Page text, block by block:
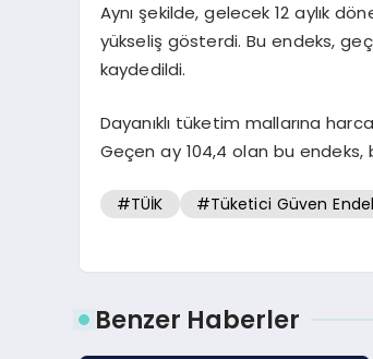
Aynı şekilde, gelecek 12 aylık
yükseliş gösterdi. Bu endeks,
kaydedildi.
Dayanıklı tüketim mallarına
Geçen ay 104,4 olan bu endeks,
#TÜİK #Tüketici Güven
Benzer Haberler